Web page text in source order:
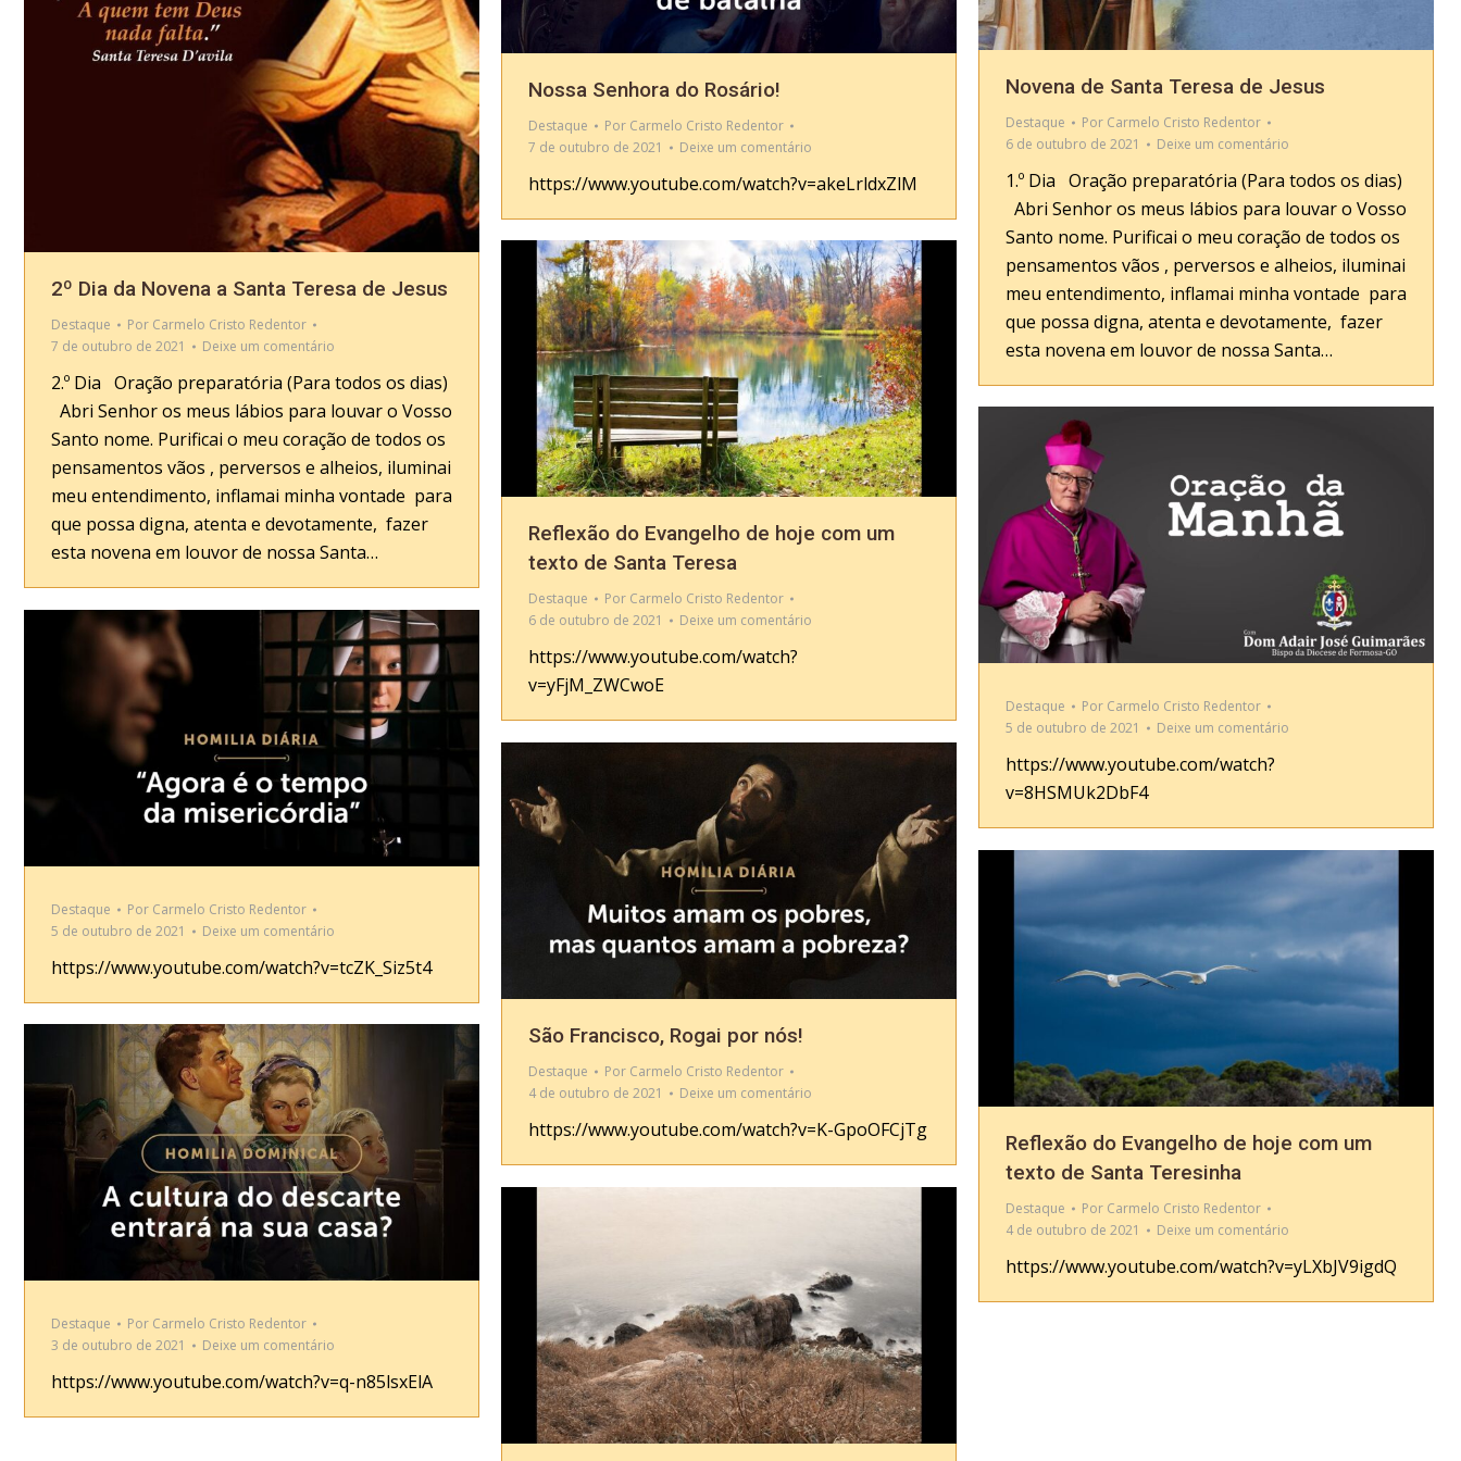
2º Dia da Novena a Santa Teresa de Jesus
Destaque Por Carmelo Cristo Redentor
7 de outubro de 2021
Deixe um comentário
2.º Dia Oração preparatória (Para todos os dias)
Abri Senhor os meus lábios para louvar o Vosso
Santo nome. Purificai o meu coração de todos os
pensamentos vãos , perversos e alheios, iluminai
meu entendimento, inflamai minha vontade para
que possa digna, atenta e devotamente, fazer
esta novena em louvor de nossa Santa…
Nossa Senhora do Rosário!
Destaque Por Carmelo Cristo Redentor
7 de outubro de 2021
Deixe um comentário
https://www.youtube.com/watch?v=akeLrldxZlM
Novena de Santa Teresa de Jesus
Destaque Por Carmelo Cristo Redentor
6 de outubro de 2021
Deixe um comentário
1.º Dia Oração preparatória (Para todos os dias)
Abri Senhor os meus lábios para louvar o Vosso
Santo nome. Purificai o meu coração de todos os
pensamentos vãos , perversos e alheios, iluminai
meu entendimento, inflamai minha vontade para
que possa digna, atenta e devotamente, fazer
esta novena em louvor de nossa Santa…
Reflexão do Evangelho de hoje com um
texto de Santa Teresa
Destaque Por Carmelo Cristo Redentor
6 de outubro de 2021
Deixe um comentário
https://www.youtube.com/watch?
v=yFjM_ZWCwoE
Destaque Por Carmelo Cristo Redentor
5 de outubro de 2021
Deixe um comentário
https://www.youtube.com/watch?
v=8HSMUk2DbF4
Destaque Por Carmelo Cristo Redentor
5 de outubro de 2021
Deixe um comentário
https://www.youtube.com/watch?v=tcZK_Siz5t4
São Francisco, Rogai por nós!
Destaque Por Carmelo Cristo Redentor
4 de outubro de 2021
Deixe um comentário
https://www.youtube.com/watch?v=K-GpoOFCjTg
Reflexão do Evangelho de hoje com um
texto de Santa Teresinha
Destaque Por Carmelo Cristo Redentor
4 de outubro de 2021
Deixe um comentário
https://www.youtube.com/watch?v=yLXbJV9igdQ
Destaque Por Carmelo Cristo Redentor
3 de outubro de 2021
Deixe um comentário
https://www.youtube.com/watch?v=q-n85lsxElA